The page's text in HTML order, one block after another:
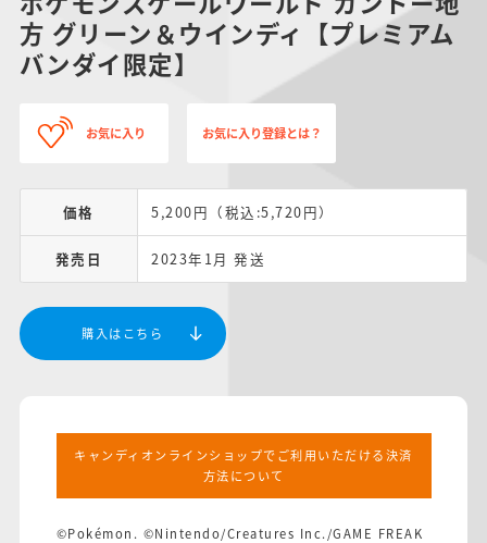
方 グリーン＆ウインディ【プレミアム
バンダイ限定】
お気に入り お気に入り登録とは？
価格 5,200円（税込:5,720円）
発売日 2023年1月 発送
購入はこちら
キャンディオンラインショップでご利用いただける決済
方法について
©Pokémon. ©Nintendo/Creatures Inc./GAME FREAK